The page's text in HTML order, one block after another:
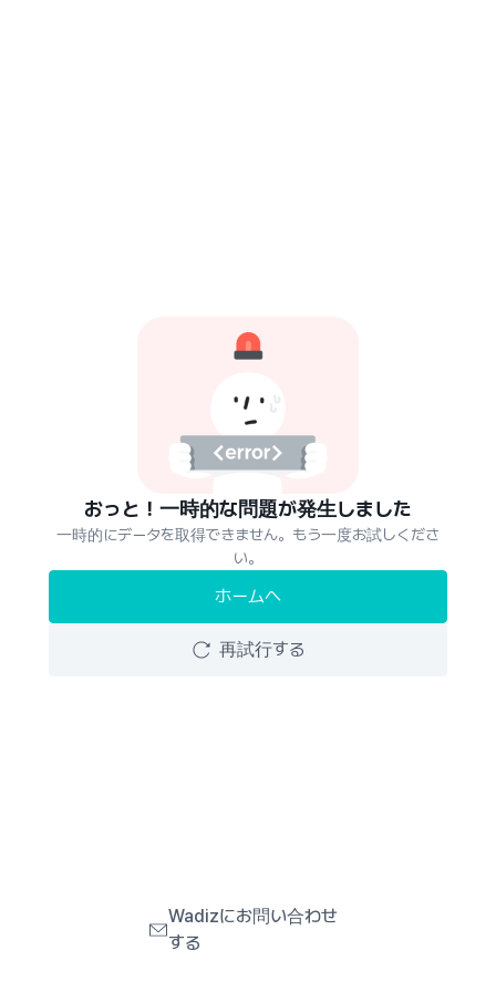
おっと！一時的な問題が発生しました
一時的にデータを取得できません。もう一度お試しくださ
い。
ホームへ
再試行する
Wadizにお問い合わせ
する